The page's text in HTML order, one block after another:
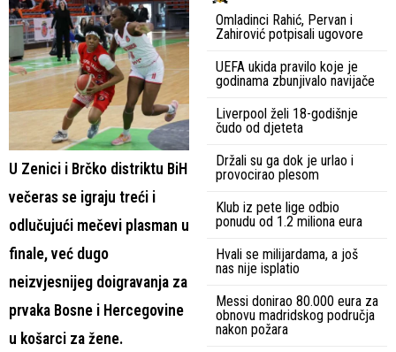
U Zenici i Brčko distriktu BiH
večeras se igraju treći i
odlučujući mečevi plasman u
finale, već dugo
neizvjesnijeg doigravanja za
prvaka Bosne i Hercegovine
u košarci za žene.
Omladinci Rahić, Pervan i
Zahirović potpisali ugovore
UEFA ukida pravilo koje je
godinama zbunjivalo navijače
Liverpool želi 18-godišnje
čudo od djeteta
Držali su ga dok je urlao i
provocirao plesom
Klub iz pete lige odbio
ponudu od 1.2 miliona eura
Hvali se milijardama, a još
nas nije isplatio
Messi donirao 80.000 eura za
obnovu madridskog područja
nakon požara